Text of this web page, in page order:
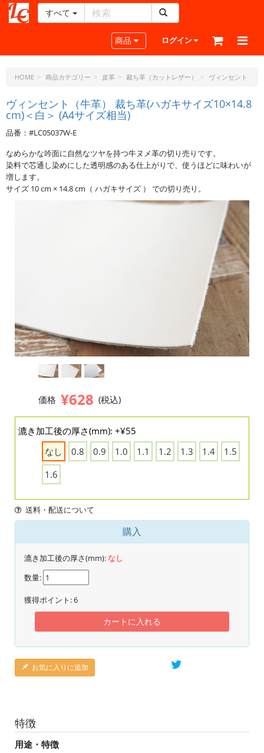
ー
ラ
ト・
ド
ッ
ト・
ジ
ェ
ー
ピ
すべて
Toggle navigation
商品 ログイン
HOME 商品カテゴリー 皮革 裁ち革（カットレザー） ヴィンセント
ヴィンセント（牛革） 裁ち革(ハガキサイズ10×14.8
cm)＜白＞ (A4サイズ相当)
品番：#LC05037W-E
なめらかな吟面に自然なツヤを持つ牛ヌメ革の切り売りです。
染料で芯通し染めにした透明感のある仕上がりで、使うほどに味わいが
増します。
サイズ 10 cm × 14.8 cm（ ハガキサイズ ） での切り売り。
価格 ¥628 (税込)
漉き加工後の厚さ(mm): +¥55
なし
0.8 0.9 1.0 1.1 1.2 1.3 1.4
1.5
1.6
送料・配送について
購入
漉き加工後の厚さ(mm):なし
数量:
獲得ポイント:6
カートに入れる
お気に入りに追加
特徴
用途・特徴